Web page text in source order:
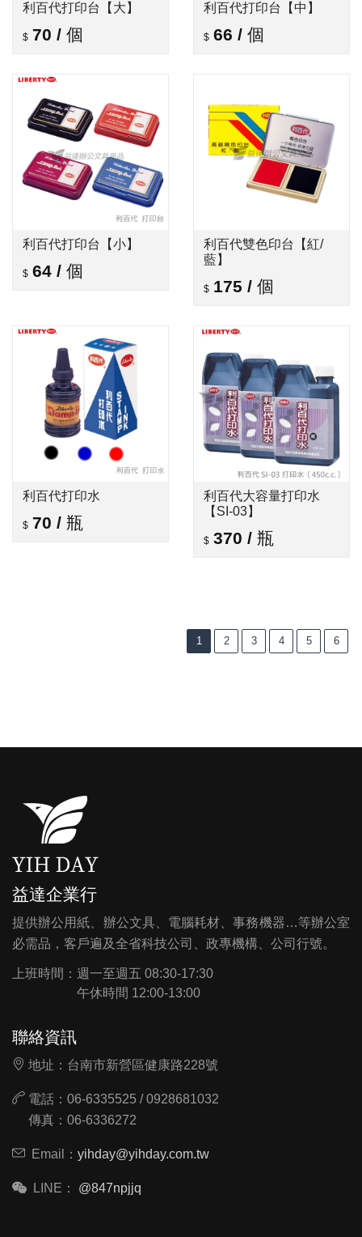
利百代打印台【大】
70 / 個
利百代打印台【中】
66 / 個
利百代打印台【小】
64 / 個
利百代雙色印台【紅/
藍】
175 / 個
利百代打印水
70 / 瓶
利百代大容量打印水
【SI-03】
370 / 瓶
1 2 3 4 5 6
益達企業行
提供辦公用紙、辦公文具、電腦耗材、事務機器…等辦公室
必需品，客戶遍及全省科技公司、政專機構、公司行號。
上班時間： 週一至週五 08:30-17:30
午休時間 12:00-13:00
聯絡資訊
地址：台南市新營區健康路228號
電話：06-6335525 / 0928681032
傳真：06-6336272
Email： yihday@yihday.com.tw
LINE： @847npjjq